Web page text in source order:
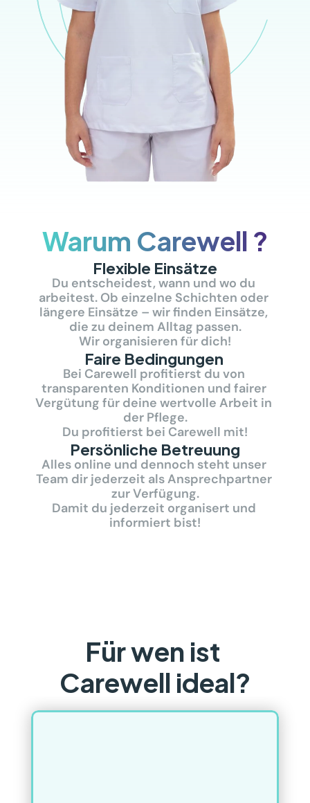
Warum Carewell ?
Flexible Einsätze
Du entscheidest, wann und wo du
arbeitest. Ob einzelne Schichten oder
längere Einsätze – wir finden Einsätze,
die zu deinem Alltag passen.
Wir organisieren für dich!
Faire Bedingungen
Bei Carewell profitierst du von
transparenten Konditionen und fairer
Vergütung für deine wertvolle Arbeit in
der Pflege.
Du profitierst bei Carewell mit!
Persönliche Betreuung
Alles online und dennoch steht unser
Team dir jederzeit als Ansprechpartner
zur Verfügung.
Damit du jederzeit organisert und
informiert bist!
Für wen ist
Carewell ideal?